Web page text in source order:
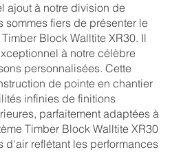
ajout à notre division de
sommes fiers de présenter le
Block Walltite XR30. Il
à notre célèbre
personnalisées. Cette
de pointe en chantier
infinies de finitions
parfaitement adaptées à
Timber Block Walltite XR30
d'air reflétant les performances